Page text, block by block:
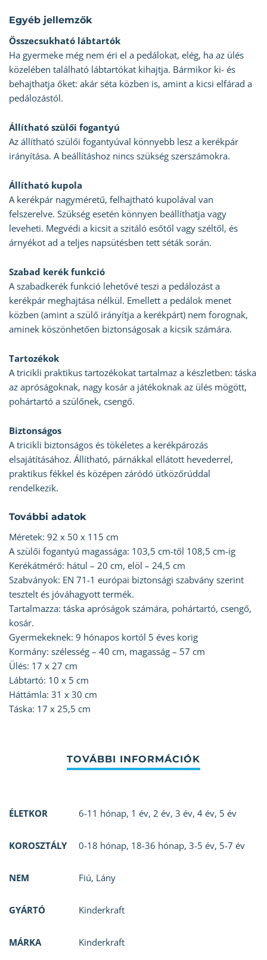
Egyéb jellemzők
Összecsukható lábtartók
Ha gyermeke még nem éri el a pedálokat, elég, ha az ülés
közelében található lábtartókat kihajtja. Bármikor ki- és
behajthatja őket: akár séta közben is, amint a kicsi elfárad a
pedálozástól.
Állítható szülői fogantyú
Az állítható szülői fogantyúval könnyebb lesz a kerékpár
irányítása. A beállításhoz nincs szükség szerszámokra.
Állítható kupola
A kerékpár nagyméretű, felhajtható kupolával van
felszerelve. Szükség esetén könnyen beállíthatja vagy
leveheti. Megvédi a kicsit a szitáló esőtől vagy széltől, és
árnyékot ad a teljes napsütésben tett séták során.
Szabad kerék funkció
A szabadkerék funkció lehetővé teszi a pedálozást a
kerékpár meghajtása nélkül. Emellett a pedálok menet
közben (amint a szülő irányítja a kerékpárt) nem forognak,
aminek köszönhetően biztonságosak a kicsik számára.
Tartozékok
A tricikli praktikus tartozékokat tartalmaz a készletben: táska
az apróságoknak, nagy kosár a játékoknak az ülés mögött,
pohártartó a szülőnek, csengő.
Biztonságos
A tricikli biztonságos és tökéletes a kerékpározás
elsajátításához. Állítható, párnákkal ellátott hevederrel,
praktikus fékkel és középen záródó ütközőrúddal
rendelkezik.
További adatok
Méretek: 92 x 50 x 115 cm
A szülői fogantyú magassága: 103,5 cm-től 108,5 cm-ig
Kerékátmérő: hátul – 20 cm, elöl – 24,5 cm
Szabványok: EN 71-1 európai biztonsági szabvány szerint
tesztelt és jóváhagyott termék.
Tartalmazza: táska apróságok számára, pohártartó, csengő,
kosár.
Gyermekeknek: 9 hónapos kortól 5 éves korig
Kormány: szélesség – 40 cm, magasság – 57 cm
Ülés: 17 x 27 cm
Lábtartó: 10 x 5 cm
Háttámla: 31 x 30 cm
Táska: 17 x 25,5 cm
ÉLETKOR 6-11 hónap, 1 év, 2 év, 3 év, 4 év, 5 év
KOROSZTÁLY 0-18 hónap, 18-36 hónap, 3-5 év, 5-7 év
NEM Fiú, Lány
GYÁRTÓ Kinderkraft
MÁRKA Kinderkraft